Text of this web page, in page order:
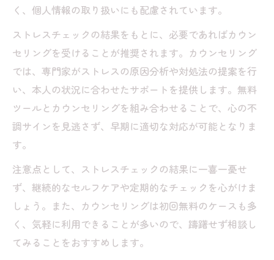
く、個人情報の取り扱いにも配慮されています。
ストレスチェックの結果をもとに、必要であればカウン
セリングを受けることが推奨されます。カウンセリング
では、専門家がストレスの原因分析や対処法の提案を行
い、本人の状況に合わせたサポートを提供します。無料
ツールとカウンセリングを組み合わせることで、心の不
調サインを見逃さず、早期に適切な対応が可能となりま
す。
注意点として、ストレスチェックの結果に一喜一憂せ
ず、継続的なセルフケアや定期的なチェックを心がけま
しょう。また、カウンセリングは初回無料のケースも多
く、気軽に利用できることが多いので、躊躇せず相談し
てみることをおすすめします。